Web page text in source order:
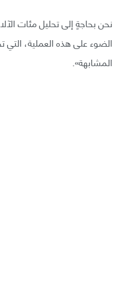
نحن بحاجةٍ إلى تحليل مئات
الضوء على هذه العملية،
المشابهة».